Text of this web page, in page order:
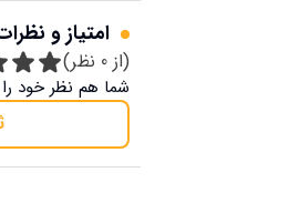
امتیاز و
(از0 نظر)
شما هم نظر خود را